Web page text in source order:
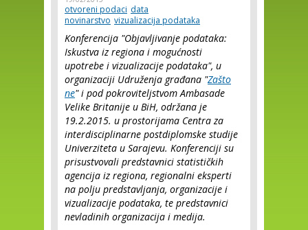
otvoreni podaci data
novinarstvo vizualizacija podataka
Konferencija "Objavljivanje podataka:
Iskustva iz regiona i mogućnosti
upotrebe i vizualizacije podataka", u
organizaciji Udruženja građana "Zašto
ne" i pod pokroviteljstvom Ambasade
Velike Britanije u BiH, održana je
19.2.2015. u prostorijama Centra za
interdisciplinarne postdiplomske studije
Univerziteta u Sarajevu. Konferenciji su
prisustvovali predstavnici statističkih
agencija iz regiona, regionalni eksperti
na polju predstavljanja, organizacije i
vizualizacije podataka, te predstavnici
nevladinih organizacija i medija.